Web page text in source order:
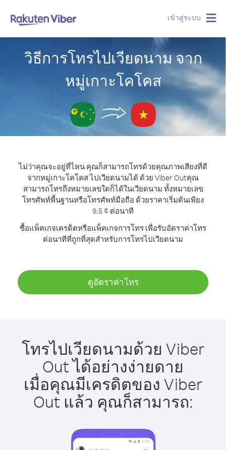
เข้าสู่ระบบ
วิธีการโทรไปเวียดนาม จาก
หมู่เกาะโคโคส
ไม่ว่าคุณจะอยู่ที่ไหน คุณก็สามารถโทรด้วยคุณภาพเสียงที่ดี
จากหมู่เกาะโคโคส ไปเวียดนามได้ ด้วย Viber Outคุณ
สามารถโทรถึงหมายเลขใดก็ได้ในเวียดนาม ทั้งหมายเลข
โทรศัพท์พื้นฐานหรือโทรศัพท์มือถือ ด้วยราคาเริ่มต้นเพียง
9.5 ¢ ต่อนาที
ซื้อแพ็คเกจเครดิตหรือแพ็คเกจการโทร เพื่อรับอัตราค่าโทร
ต่อนาทีที่ถูกที่สุดสำหรับการโทรไปเวียดนาม
ดูอัตราค่าโทร
โทรไปเวียดนามด้วย Viber
Out ได้อย่างง่ายดาย
เมื่อคุณมีเครดิตของ Viber
Out แล้ว คุณก็สามารถ: